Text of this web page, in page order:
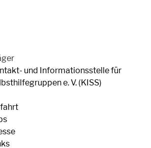
und Informationsstelle für
e. V. (KISS)